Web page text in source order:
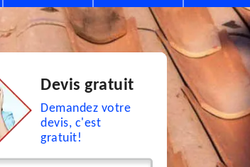
Devis gratuit
Demandez votre
devis, c'est
gratuit!